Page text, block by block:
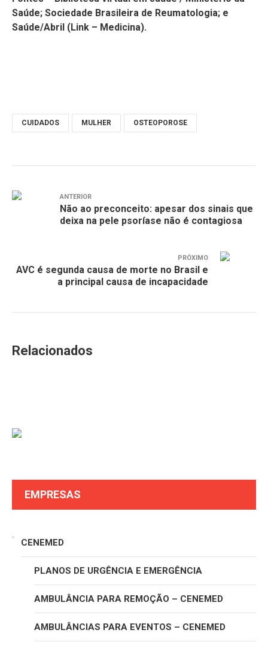
Saúde; Sociedade Brasileira de Reumatologia; e
Saúde/Abril (Link – Medicina).
CUIDADOS MULHER OSTEOPOROSE
ANTERIOR
Não ao preconceito: apesar dos sinais que
deixa na pele psoríase não é contagiosa
PRÓXIMO
AVC é segunda causa de morte no Brasil e
a principal causa de incapacidade
Relacionados
EMPRESAS
CENEMED
PLANOS DE URGÊNCIA E EMERGÊNCIA
AMBULÂNCIA PARA REMOÇÃO – CENEMED
AMBULÂNCIAS PARA EVENTOS – CENEMED